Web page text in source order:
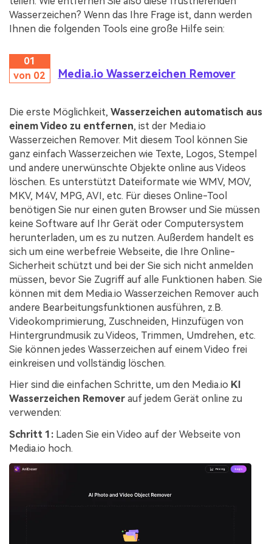
Wasserzeichen? Wenn das Ihre Frage ist, dann werden
Ihnen die folgenden Tools eine große Hilfe sein:
01
von 02
Media.io Wasserzeichen Remover
Die erste Möglichkeit, Wasserzeichen automatisch aus
einem Video zu entfernen, ist der Media.io
Wasserzeichen Remover. Mit diesem Tool können Sie
ganz einfach Wasserzeichen wie Texte, Logos, Stempel
und andere unerwünschte Objekte online aus Videos
löschen. Es unterstützt Dateiformate wie WMV, MOV,
MKV, M4V, MPG, AVI, etc. Für dieses Online-Tool
benötigen Sie nur einen guten Browser und Sie müssen
keine Software auf Ihr Gerät oder Computersystem
herunterladen, um es zu nutzen. Außerdem handelt es
sich um eine werbefreie Webseite, die Ihre Online-
Sicherheit schützt und bei der Sie sich nicht anmelden
müssen, bevor Sie Zugriff auf alle Funktionen haben. Sie
können mit dem Media.io Wasserzeichen Remover auch
andere Bearbeitungsfunktionen ausführen, z.B.
Videokomprimierung, Zuschneiden, Hinzufügen von
Hintergrundmusik zu Videos, Trimmen, Umdrehen, etc.
Sie können jedes Wasserzeichen auf einem Video frei
einkreisen und vollständig löschen.
Hier sind die einfachen Schritte, um den Media.io KI
Wasserzeichen Remover auf jedem Gerät online zu
verwenden:
Schritt 1: Laden Sie ein Video auf der Webseite von
Media.io hoch.